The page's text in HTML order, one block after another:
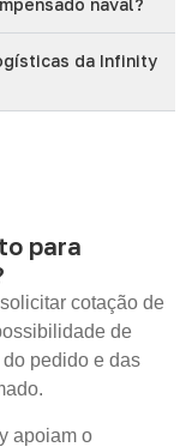
naval?
da Infinity
para
cotação de
de
pedido e das
apoiam o